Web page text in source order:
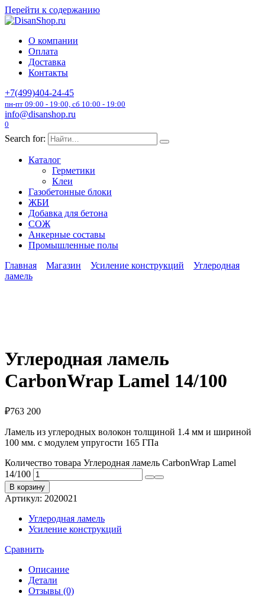
Перейти к содержанию
О компании
Оплата
Доставка
Контакты
+7(499)404-24-45
пн-пт 09:00 - 19:00, сб 10:00 - 19:00
info@disanshop.ru
0
Search for:
Каталог
Герметики
Клеи
Газобетонные блоки
ЖБИ
Добавка для бетона
СОЖ
Анкерные составы
Промышленные полы
Главная
Магазин Усиление конструкций
Углеродная
ламель
Углеродная ламель
CarbonWrap Lamel 14/100
₽763 200
Ламель из углеродных волокон толщиной 1.4 мм и шириной
100 мм. с модулем упругости 165 ГПа
Количество товара Углеродная ламель CarbonWrap Lamel
14/100
В корзину
Артикул: 2020021
Углеродная ламель
Усиление конструкций
Сравнить
Описание
Детали
Отзывы (0)